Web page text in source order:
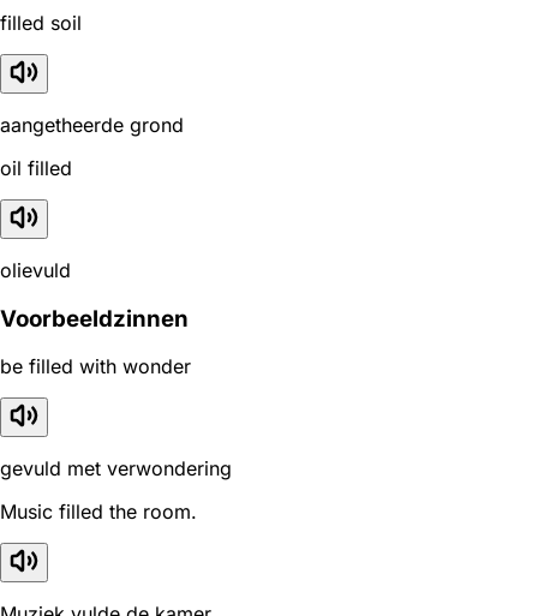
filled soil
aangetheerde grond
oil filled
olievuld
Voorbeeldzinnen
be filled with wonder
gevuld met verwondering
Music filled the room.